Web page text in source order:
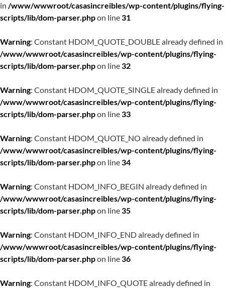
in /www/wwwroot/casasincreibles/wp-content/plugins/flying-
scripts/lib/dom-parser.phpon line31
Warning: Constant HDOM_QUOTE_DOUBLE already defined in
/www/wwwroot/casasincreibles/wp-content/plugins/flying-
scripts/lib/dom-parser.phpon line32
Warning: Constant HDOM_QUOTE_SINGLE already defined in
/www/wwwroot/casasincreibles/wp-content/plugins/flying-
scripts/lib/dom-parser.phpon line33
Warning: Constant HDOM_QUOTE_NO already defined in
/www/wwwroot/casasincreibles/wp-content/plugins/flying-
scripts/lib/dom-parser.phpon line34
Warning: Constant HDOM_INFO_BEGIN already defined in
/www/wwwroot/casasincreibles/wp-content/plugins/flying-
scripts/lib/dom-parser.phpon line35
Warning: Constant HDOM_INFO_END already defined in
/www/wwwroot/casasincreibles/wp-content/plugins/flying-
scripts/lib/dom-parser.phpon line36
Warning: Constant HDOM_INFO_QUOTE already defined in